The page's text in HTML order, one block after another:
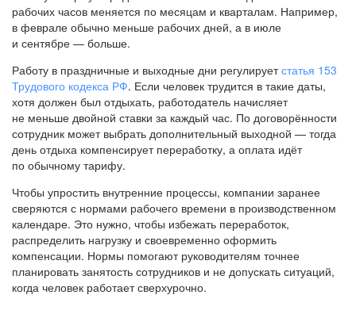
рабочих часов меняется по месяцам и кварталам. Например,
в феврале обычно меньше рабочих дней, а в июле
и сентябре — больше.
Работу в праздничные и выходные дни регулируетстатья 153
Трудового кодекса РФ. Если человек трудится в такие даты,
хотя должен был отдыхать, работодатель начисляет
не меньше двойной ставки за каждый час. По договорённости
сотрудник может выбрать дополнительный выходной — тогда
день отдыха компенсирует переработку, а оплата идёт
по обычному тарифу.
Чтобы упростить внутренние процессы, компании заранее
сверяются с нормами рабочего времени в производственном
календаре. Это нужно, чтобы избежать переработок,
распределить нагрузку и своевременно оформить
компенсации. Нормы помогают руководителям точнее
планировать занятость сотрудников и не допускать ситуаций,
когда человек работает сверхурочно.